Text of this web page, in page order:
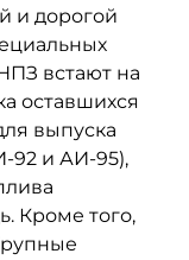
и дорогой
встают на
оставшихся
выпуска
92 и АИ-95),
Кроме того,